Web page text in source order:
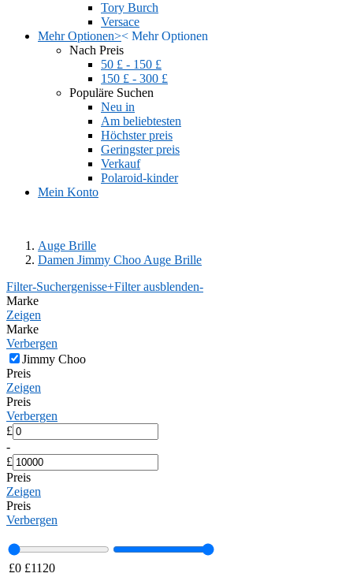
Tory Burch
Versace
Mehr Optionen>< Mehr Optionen
Nach Preis
50 £ - 150 £
150 £ - 300 £
Populäre Suchen
Neu in
Am beliebtesten
Höchster preis
Geringster preis
Verkauf
Polaroid-kinder
Mein Konto
Auge Brille
Damen Jimmy Choo Auge Brille
Filter-Suchergenisse+Filter ausblenden-
Marke
Zeigen
Marke
Verbergen
Jimmy Choo
Preis
Zeigen
Preis
Verbergen
£
-
£
Preis
Zeigen
Preis
Verbergen
£0 £1120